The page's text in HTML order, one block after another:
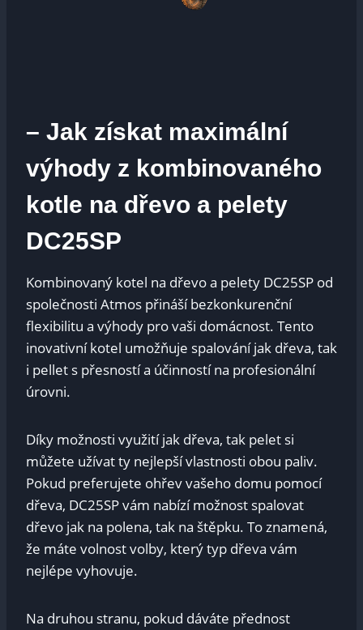
– Jak získat maximální
výhody z kombinovaného
kotle na dřevo a pelety
DC25SP
Kombinovaný kotel na dřevo a pelety DC25SP od
společnosti Atmos přináší bezkonkurenční
flexibilitu a výhody pro vaši domácnost. Tento
inovativní kotel umožňuje spalování jak dřeva, tak
i pellet s přesností a účinností na profesionální
úrovni.
Díky možnosti využití jak dřeva, tak pelet si
můžete užívat ty nejlepší vlastnosti obou paliv.
Pokud preferujete ohřev vašeho domu pomocí
dřeva, DC25SP vám nabízí možnost spalovat
dřevo jak na polena, tak na štěpku. To znamená,
že máte volnost volby, který typ dřeva vám
nejlépe vyhovuje.
Na druhou stranu, pokud dáváte přednost